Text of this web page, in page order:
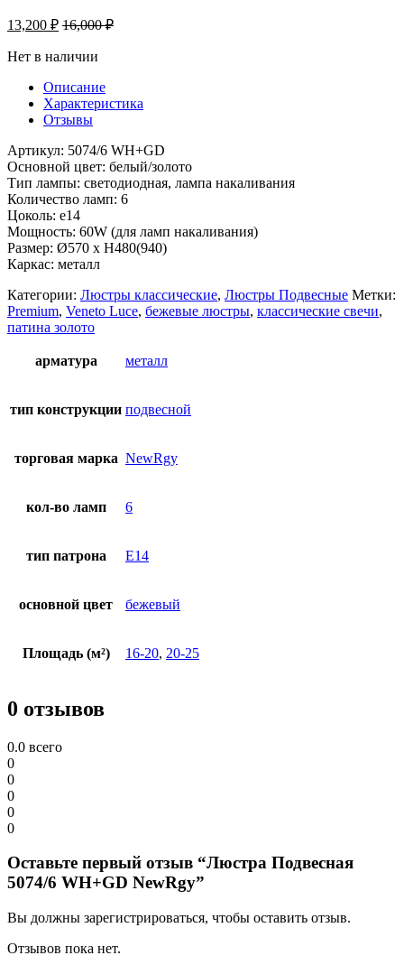
13,200 ₽ 16,000₽
Нет в наличии
Описание
Характеристика
Отзывы
Артикул: 5074/6 WH+GD
Основной цвет: белый/золото
Тип лампы: светодиодная, лампа накаливания
Количество ламп: 6
Цоколь: e14
Мощность: 60W (для ламп накаливания)
Размер: Ø570 x H480(940)
Каркас: металл
Категории: Люстры классические, Люстры Подвесные Метки:
Premium, Veneto Luce, бежевые люстры, классические свечи,
патина золото
арматура металл
тип конструкции подвесной
торговая марка NewRgy
кол-во ламп 6
тип патрона E14
основной цвет бежевый
Площадь (м²) 16-20, 20-25
0 отзывов
0.0 всего
0
0
0
0
0
Оставьте первый отзыв “Люстра Подвесная
5074/6 WH+GD NewRgy”
Вы должны зарегистрироваться, чтобы оставить отзыв.
Отзывов пока нет.